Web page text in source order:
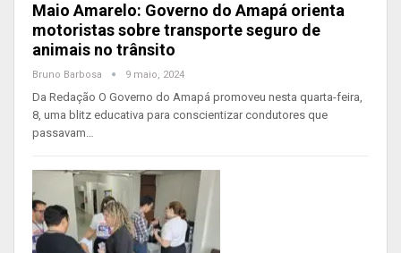
Maio Amarelo: Governo do Amapá orienta
motoristas sobre transporte seguro de
animais no trânsito
Bruno Barbosa 9 maio, 2024
Da Redação O Governo do Amapá promoveu nesta quarta-feira,
8, uma blitz educativa para conscientizar condutores que
passavam…